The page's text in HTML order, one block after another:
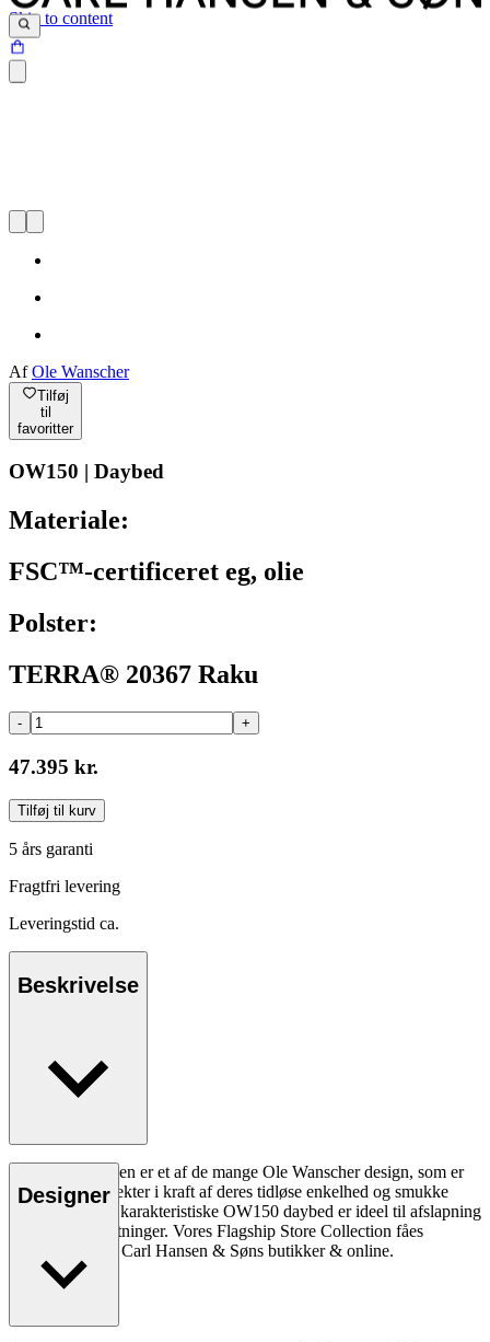
Skip to content
AfOle Wanscher
Tilføj
til
favoritter
OW150 | Daybed
Materiale:
FSC™-certificeret eg, olie
Polster:
TERRA® 20367 Raku
- +
47.395 kr.
Tilføj til kurv
5 års garanti
Fragtfri levering
Leveringstid ca.
Beskrivelse
OW150 daybeden er et af de mange Ole Wanscher design, som er
blevet samleobjekter i kraft af deres tidløse enkelhed og smukke
overflader. Den karakteristiske OW150 daybed er ideel til afslapning
i moderne indretninger. Vores Flagship Store Collection fåes
eksklusivt kun i Carl Hansen & Søns butikker & online.
Læs mere
Designer